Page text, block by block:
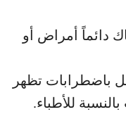
دائماً أمراض أو
باضطرابات تظهر
للأطباء.